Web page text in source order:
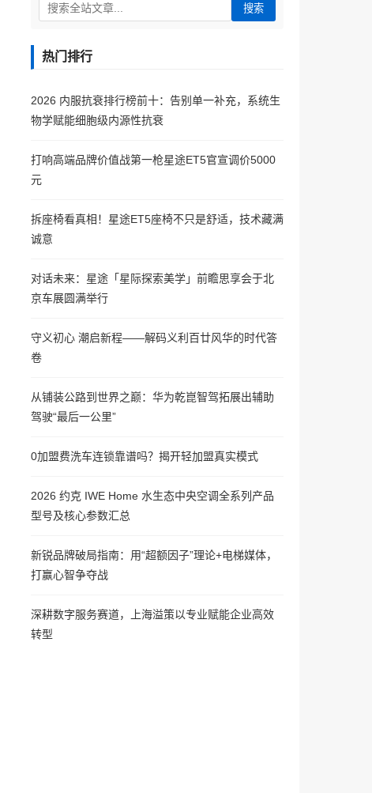
搜索
热门排行
2026 内服抗衰排行榜前十：告别单一补充，系统生
物学赋能细胞级内源性抗衰
打响高端品牌价值战第一枪星途ET5官宣调价5000
元
拆座椅看真相！星途ET5座椅不只是舒适，技术藏满
诚意
对话未来：星途「星际探索美学」前瞻思享会于北
京车展圆满举行
守义初心 潮启新程——解码义利百廿风华的时代答
卷
从铺装公路到世界之巅：华为乾崑智驾拓展出辅助
驾驶“最后一公里”
0加盟费洗车连锁靠谱吗？揭开轻加盟真实模式
2026 约克 IWE Home 水生态中央空调全系列产品
型号及核心参数汇总
新锐品牌破局指南：用“超额因子”理论+电梯媒体，
打赢心智争夺战
深耕数字服务赛道，上海溢策以专业赋能企业高效
转型